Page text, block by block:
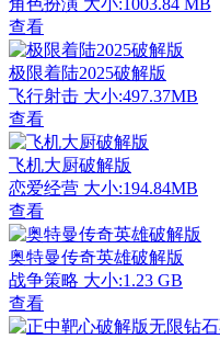
角色扮演 大小:1003.84 MB
查看
极限着陆2025破解版
飞行射击 大小:497.37MB
查看
飞机大厨破解版
恋爱经营 大小:194.84MB
查看
奥特曼传奇英雄破解版
战争策略 大小:1.23 GB
查看